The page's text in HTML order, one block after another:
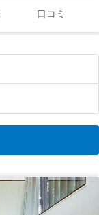
口コミ